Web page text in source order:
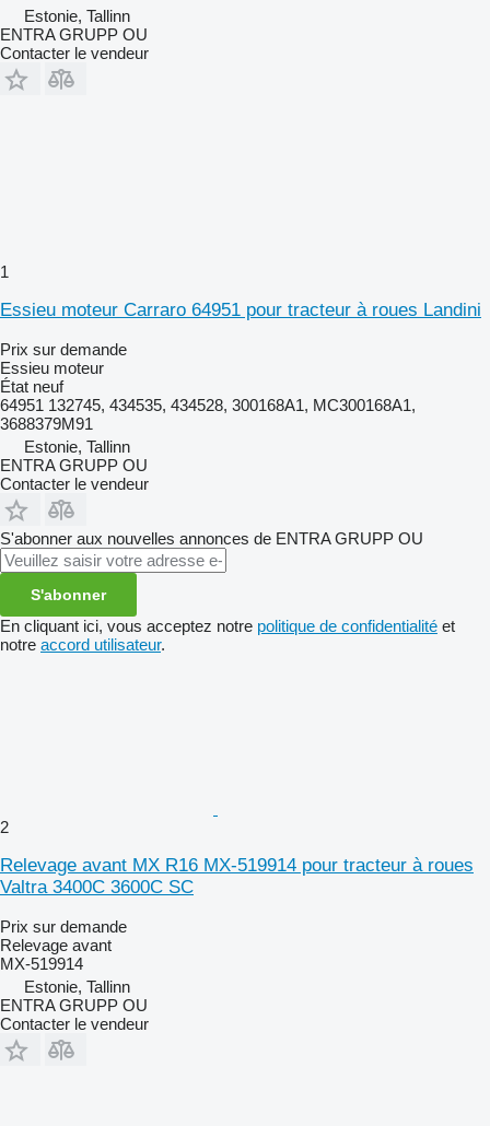
Estonie, Tallinn
ENTRA GRUPP OU
Contacter le vendeur
1
Essieu moteur Carraro 64951 pour tracteur à roues Landini
Prix sur demande
Essieu moteur
État neuf
64951 132745, 434535, 434528, 300168A1, MC300168A1,
3688379M91
Estonie, Tallinn
ENTRA GRUPP OU
Contacter le vendeur
S'abonner aux nouvelles annonces de ENTRA GRUPP OU
S'abonner
En cliquant ici, vous acceptez notre politique de confidentialité et
notre accord utilisateur.
2
Relevage avant MX R16 MX-519914 pour tracteur à roues
Valtra 3400C 3600C SC
Prix sur demande
Relevage avant
MX-519914
Estonie, Tallinn
ENTRA GRUPP OU
Contacter le vendeur